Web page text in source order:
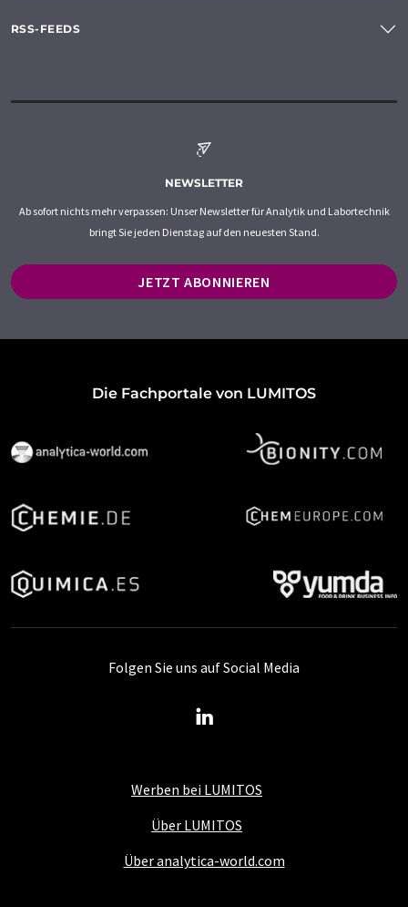
RSS-FEEDS
NEWSLETTER
Ab sofort nichts mehr verpassen: Unser Newsletter für Analytik und Labortechnik
bringt Sie jeden Dienstag auf den neuesten Stand.
JETZT ABONNIEREN
Die Fachportale von LUMITOS
Werben bei LUMITOS
Über LUMITOS
Über analytica-world.com
Folgen Sie uns auf Social Media